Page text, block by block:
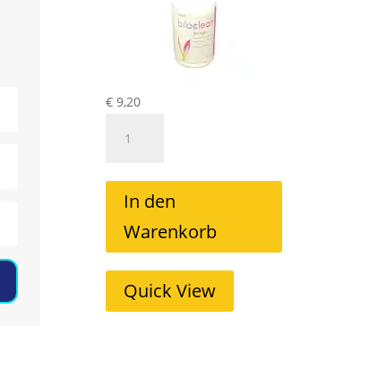
€ 9,20
Reiniger
30mlIn den
Warenkorb
Quick View